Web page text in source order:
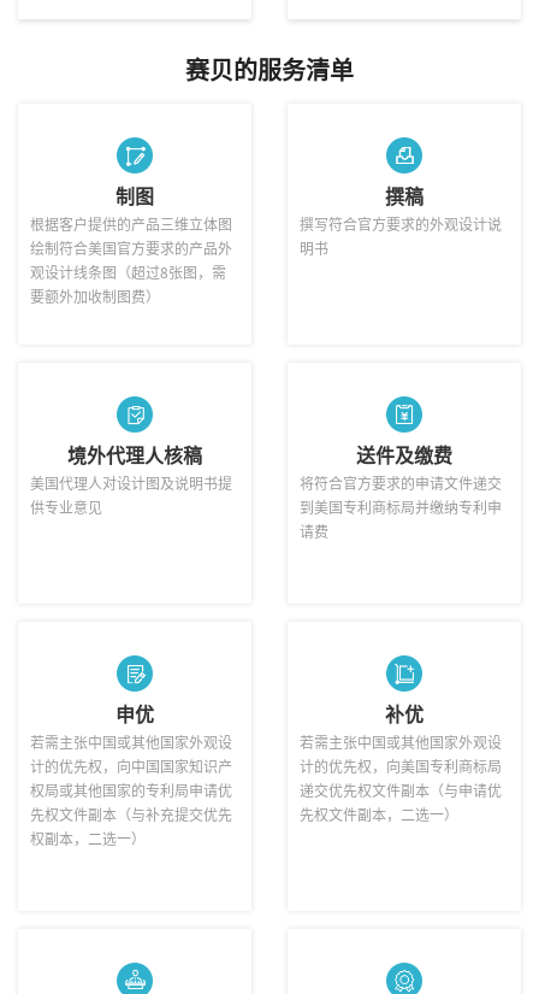
赛贝的服务清单
制图
根据客户提供的产品三维立体图
绘制符合美国官方要求的产品外
观设计线条图（超过8张图，需
要额外加收制图费）
撰稿
撰写符合官方要求的外观设计说
明书
境外代理人核稿
美国代理人对设计图及说明书提
供专业意见
送件及缴费
将符合官方要求的申请文件递交
到美国专利商标局并缴纳专利申
请费
申优
若需主张中国或其他国家外观设
计的优先权，向中国国家知识产
权局或其他国家的专利局申请优
先权文件副本（与补充提交优先
权副本，二选一）
补优
若需主张中国或其他国家外观设
计的优先权，向美国专利商标局
递交优先权文件副本（与申请优
先权文件副本，二选一）